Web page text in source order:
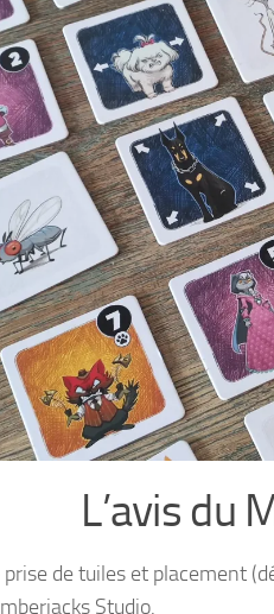
L’avis du
de tuiles et placement
Studio.